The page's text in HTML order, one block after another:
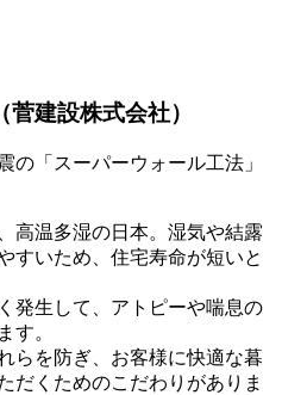
建設株式会社）
の「スーパーウォール工法」
高温多湿の日本。湿気や結露
すいため、住宅寿命が短いと
発生して、アトピーや喘息の
す。
らを防ぎ、お客様に快適な暮
だくためのこだわりがありま